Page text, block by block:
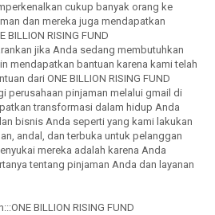
cukup banyak orang ke
dan mereka juga mendapatkan
BILLION RISING FUND
jika Anda sedang membutuhkan
mendapatkan bantuan karena kami telah
dari ONE BILLION RISING FUND
perusahaan pinjaman melalui gmail di
transformasi dalam hidup Anda
bisnis Anda seperti yang kami lakukan
andal, dan terbuka untuk pelanggan
mereka adalah karena Anda
tentang pinjaman Anda dan layanan
BILLION RISING FUND